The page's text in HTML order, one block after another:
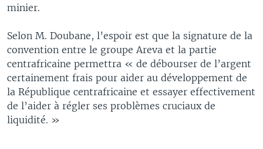
minier.
Selon M. Doubane, l’espoir est que la signature de la
convention entre le groupe Areva et la partie
centrafricaine permettra « de débourser de l’argent
certainement frais pour aider au développement de
la République centrafricaine et essayer effectivement
de l’aider à régler ses problèmes cruciaux de
liquidité. »